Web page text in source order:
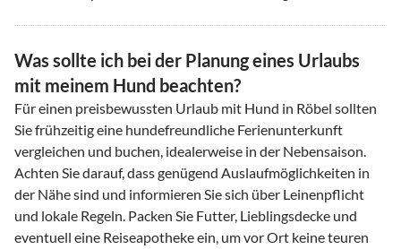
Was sollte ich bei der Planung eines Urlaubs
mit meinem Hund beachten?
Für einen preisbewussten Urlaub mit Hund in Röbel sollten
Sie frühzeitig eine hundefreundliche Ferienunterkunft
vergleichen und buchen, idealerweise in der Nebensaison.
Achten Sie darauf, dass genügend Auslaufmöglichkeiten in
der Nähe sind und informieren Sie sich über Leinenpflicht
und lokale Regeln. Packen Sie Futter, Lieblingsdecke und
eventuell eine Reiseapotheke ein, um vor Ort keine teuren